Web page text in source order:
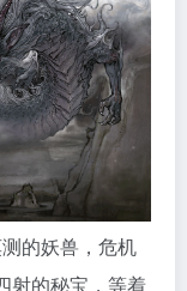
的妖兽，危机
射的秘宝，等着